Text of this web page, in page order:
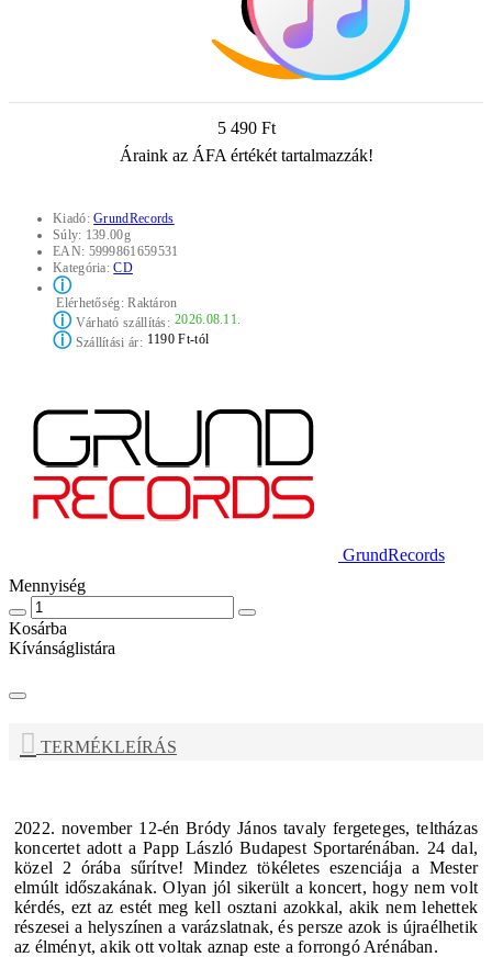
5 490 Ft
Áraink az ÁFA értékét tartalmazzák!
Kiadó:GrundRecords
Súly: 139.00g
EAN: 5999861659531
Kategória:CD
ⓘ
Elérhetőség:Raktáron
ⓘVárható szállítás: 2026.08.11.
ⓘSzállítási ár: 1190 Ft-tól
GrundRecords
Mennyiség
Kosárba
Kívánságlistára
TERMÉKLEÍRÁS
2022. november 12-én Bródy János tavaly fergeteges, teltházas
koncertet adott a Papp László Budapest Sportarénában. 24 dal,
közel 2 órába sűrítve! Mindez tökéletes eszenciája a Mester
elmúlt időszakának. Olyan jól sikerült a koncert, hogy nem volt
kérdés, ezt az estét meg kell osztani azokkal, akik nem lehettek
részesei a helyszínen a varázslatnak, és persze azok is újraélhetik
az élményt, akik ott voltak aznap este a forrongó Arénában.